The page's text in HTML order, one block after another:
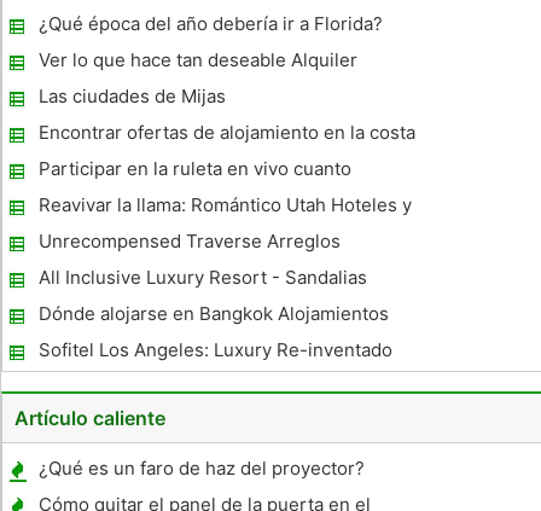
¿Qué época del año debería ir a Florida?
Ver lo que hace tan deseable Alquiler
temporal
Las ciudades de Mijas
Encontrar ofertas de alojamiento en la costa
Sunshine
Participar en la ruleta en vivo cuanto
Diversión y retorno
Reavivar la llama: Romántico Utah Hoteles y
atracciones
Unrecompensed Traverse Arreglos
All Inclusive Luxury Resort - Sandalias
relajantes
Dónde alojarse en Bangkok Alojamientos
baratos
Sofitel Los Angeles: Luxury Re-inventado
Artículo caliente
¿Qué es un faro de haz del proyector?
Cómo quitar el panel de la puerta en el